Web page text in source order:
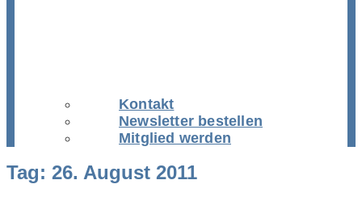
Kontakt
Newsletter bestellen
Mitglied werden
Tag: 26. August 2011